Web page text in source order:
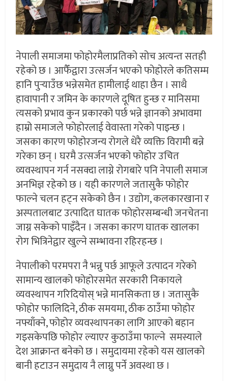
नेपाली समाजमा फोहोरमैलाप्रतिको सोच अत्यन्त सतही
रहेको छ । आफैँद्वारा उत्सर्जन भएको फोहोरले कतिसम्म
हानि पुर्‍याउँछ भन्नेसमेत हामीलाई थाहा छैन । साथै
हावापानी र जमिन के कारणले दूषित हुन्छ र मानिसमा
त्यसको प्रभाव कुन प्रकारको पर्छ भन्ने ज्ञानको अभावमा
हाम्रो समाजले फोहोरलाई वेवास्ता गरेको पाइन्छ ।
जसका कारण फोहोरजन्य रोगले धेरै व्यक्ति विरामी बन्ने
गरेका छन् । घरमै उत्सर्जन भएको फोहोर उचित
व्यवस्थापन गर्न नसक्दा लाग्ने रोगबारे पनि नेपाली समाज
अनभिज्ञ रहेको छ । यही कारणले जतासुकै फोहोर
फाल्ने चलन हट्न सकेको छैन । उद्योग, कलकारखाना र
अस्पतालबाट उत्पादित घातक फोहोरसम्बन्धी जनचेतना
जाग्न सकेको पाइँदैन । जसका कारण घातक खालका
रोग भित्रिनेद्वार खुल्ने सम्भावना रहिरहन्छ ।
नेपालीको परमपरा नै भन्नु पर्छ आफूले उत्पादन गरेको
सामान्य खालको फोहोरसमेत सरकारी निकायले
व्यवस्थापन गरिदियोस् भन्ने मानसिकता छ । जतासुकै
फोहोर फालिदिने, ठीक समयमा, ठीक ठाउँमा फोहोर
नफ्याँक्ने, फोहोर व्यवस्थापनका लागि आएको बहान
गइसकेपछि फोहोर ल्याएर कुठाउँमा फाल्ने समस्याले
देश आक्रान्त बनेको छ । समुदायमा रहेको यस खालको
बानी हटाउन समुदाय नै लाग्नु पर्ने अवस्था छ ।